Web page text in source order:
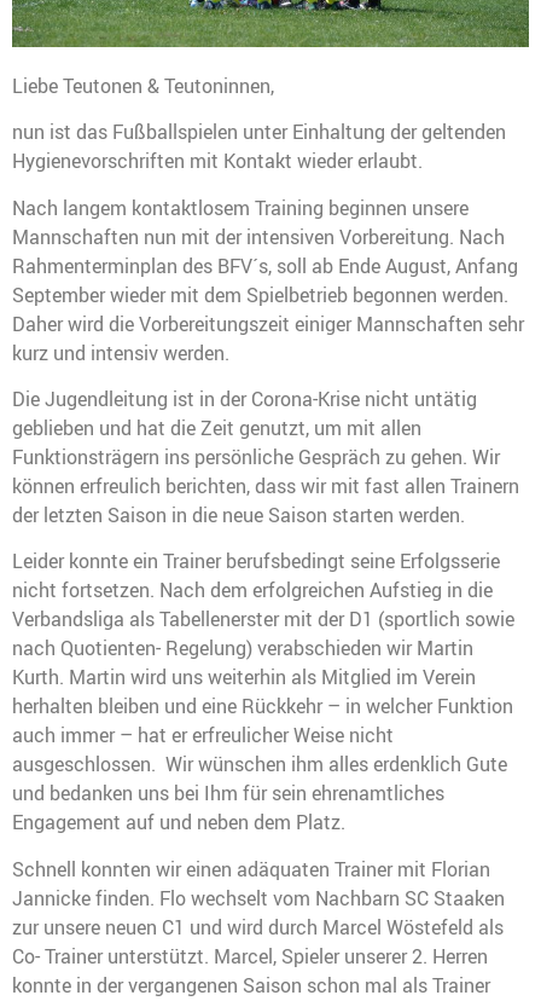
Liebe Teutonen & Teutoninnen,
nun ist das Fußballspielen unter Einhaltung der geltenden
Hygienevorschriften mit Kontakt wieder erlaubt.
Nach langem kontaktlosem Training beginnen unsere
Mannschaften nun mit der intensiven Vorbereitung. Nach
Rahmenterminplan des BFV´s, soll ab Ende August, Anfang
September wieder mit dem Spielbetrieb begonnen werden.
Daher wird die Vorbereitungszeit einiger Mannschaften sehr
kurz und intensiv werden.
Die Jugendleitung ist in der Corona-Krise nicht untätig
geblieben und hat die Zeit genutzt, um mit allen
Funktionsträgern ins persönliche Gespräch zu gehen. Wir
können erfreulich berichten, dass wir mit fast allen Trainern
der letzten Saison in die neue Saison starten werden.
Leider konnte ein Trainer berufsbedingt seine Erfolgsserie
nicht fortsetzen. Nach dem erfolgreichen Aufstieg in die
Verbandsliga als Tabellenerster mit der D1 (sportlich sowie
nach Quotienten- Regelung) verabschieden wir Martin
Kurth. Martin wird uns weiterhin als Mitglied im Verein
herhalten bleiben und eine Rückkehr – in welcher Funktion
auch immer – hat er erfreulicher Weise nicht
ausgeschlossen. Wir wünschen ihm alles erdenklich Gute
und bedanken uns bei Ihm für sein ehrenamtliches
Engagement auf und neben dem Platz.
Schnell konnten wir einen adäquaten Trainer mit Florian
Jannicke finden. Flo wechselt vom Nachbarn SC Staaken
zur unsere neuen C1 und wird durch Marcel Wöstefeld als
Co- Trainer unterstützt. Marcel, Spieler unserer 2. Herren
konnte in der vergangenen Saison schon mal als Trainer